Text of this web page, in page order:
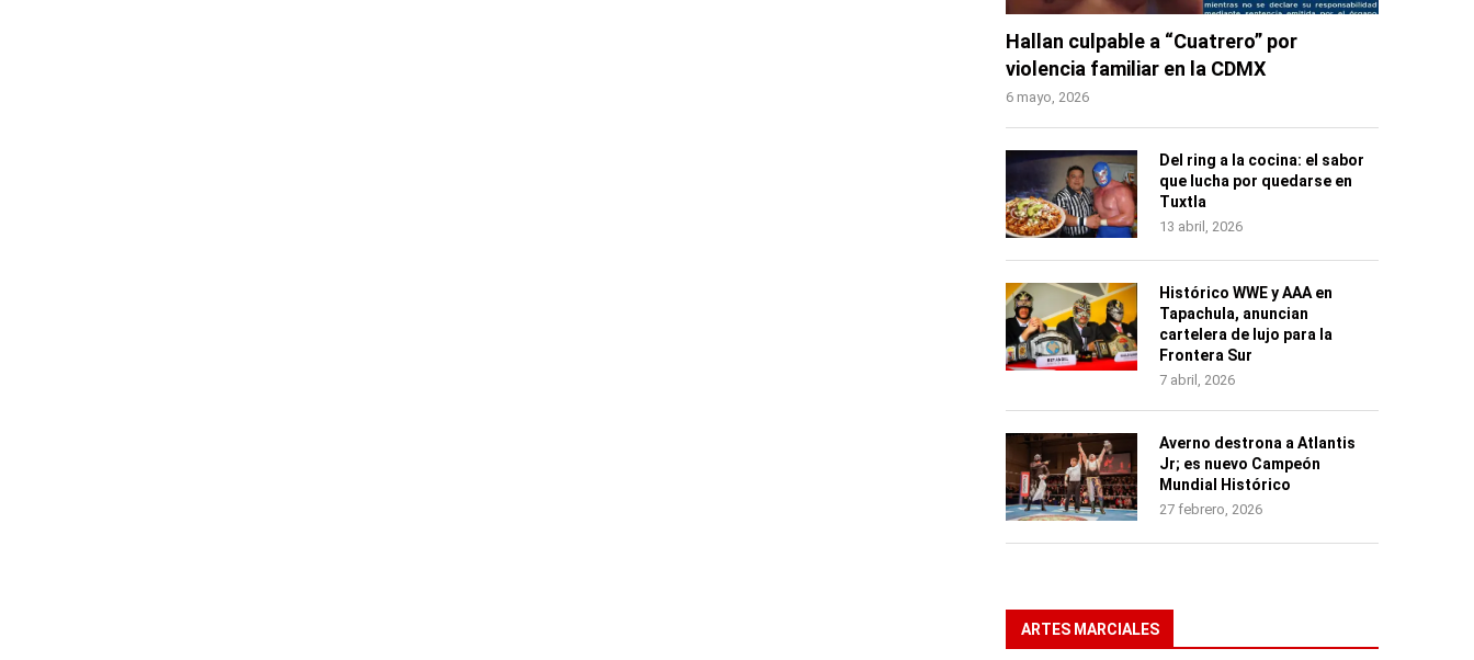
Hallan culpable a “Cuatrero” por
violencia familiar en la CDMX
6 mayo, 2026
Del ring a la cocina: el sabor
que lucha por quedarse en
Tuxtla
13 abril, 2026
Histórico WWE y AAA en
Tapachula, anuncian
cartelera de lujo para la
Frontera Sur
7 abril, 2026
Averno destrona a Atlantis
Jr; es nuevo Campeón
Mundial Histórico
27 febrero, 2026
ARTES MARCIALES